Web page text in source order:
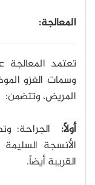
المعالجة:
تعتمد
وسمات الغزو
المريض، وتتضمن:
أولاً:
الجراحة:
الأنسجة السليمة
القريبة أيضاً.